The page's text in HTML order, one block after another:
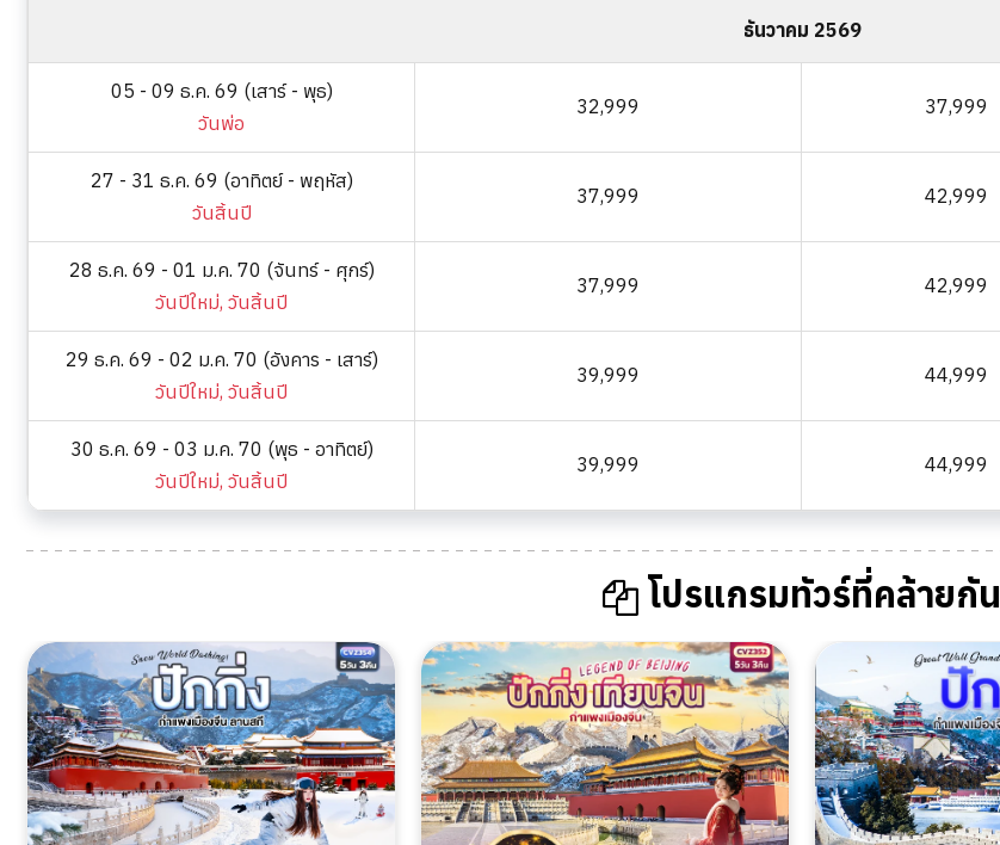
ธันวาคม 2569
05 - 09 ธ.ค. 69 (เสาร์ - พุธ)
วันพ่อ
32,999 37,999
27 - 31 ธ.ค. 69 (อาทิตย์ - พฤหัส)
วันสิ้นปี
37,999 42,999
28 ธ.ค. 69 - 01 ม.ค. 70 (จันทร์ - ศุกร์)
วันปีใหม่, วันสิ้นปี
37,999 42,999
29 ธ.ค. 69 - 02 ม.ค. 70 (อังคาร - เสาร์)
วันปีใหม่, วันสิ้นปี
39,999 44,999
30 ธ.ค. 69 - 03 ม.ค. 70 (พุธ - อาทิตย์)
วันปีใหม่, วันสิ้นปี
39,999 44,999
โปรแกรมทัวร์ที่คล้ายกัน